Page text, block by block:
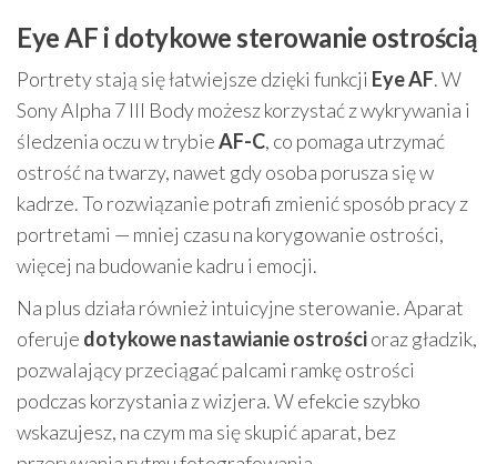
Eye AF i dotykowe sterowanie ostrością
Portrety stają się łatwiejsze dzięki funkcji Eye AF. W
Sony Alpha 7 III Body możesz korzystać z wykrywania i
śledzenia oczu w trybieAF-C, co pomaga utrzymać
ostrość na twarzy, nawet gdy osoba porusza się w
kadrze. To rozwiązanie potrafi zmienić sposób pracy z
portretami — mniej czasu na korygowanie ostrości,
więcej na budowanie kadru i emocji.
Na plus działa również intuicyjne sterowanie. Aparat
oferuje dotykowe nastawianie ostrościoraz gładzik,
pozwalający przeciągać palcami ramkę ostrości
podczas korzystania z wizjera. W efekcie szybko
wskazujesz, na czym ma się skupić aparat, bez